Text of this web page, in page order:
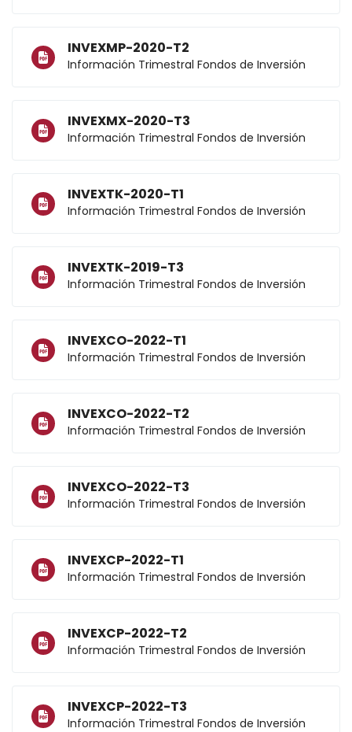
INVEXMP-2020-T2
Información Trimestral Fondos de Inversión
INVEXMX-2020-T3
Información Trimestral Fondos de Inversión
INVEXTK-2020-T1
Información Trimestral Fondos de Inversión
INVEXTK-2019-T3
Información Trimestral Fondos de Inversión
INVEXCO-2022-T1
Información Trimestral Fondos de Inversión
INVEXCO-2022-T2
Información Trimestral Fondos de Inversión
INVEXCO-2022-T3
Información Trimestral Fondos de Inversión
INVEXCP-2022-T1
Información Trimestral Fondos de Inversión
INVEXCP-2022-T2
Información Trimestral Fondos de Inversión
INVEXCP-2022-T3
Información Trimestral Fondos de Inversión